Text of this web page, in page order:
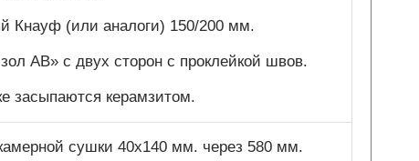
Кнауф (или аналоги) 150/200 мм.
АВ» с двух сторон с проклейкой швов.
засыпаются керамзитом.
сушки 40х140 мм. через 580 мм.